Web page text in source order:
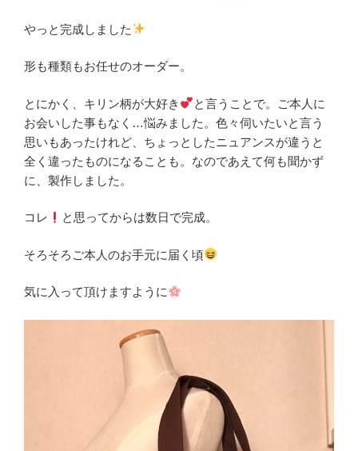
やっと完成しました
形も種類もお任せのオーダー。
とにかく、キリン柄が大好き
と言うことで。ご本人に
お会いした事もなく…悩みました。色々伺いたいと言う
思いもあったけれど、ちょっとしたニュアンスが違うと
全く違ったものになることも。なのであえて何も聞かず
に、製作しました。
コレ と思ってからは数日で完成。
そろそろご本人のお手元に届く頃
気に入って頂けますように